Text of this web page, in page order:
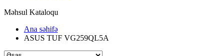
Məhsul Kataloqu
Ana səhifə
ASUS TUF VG259QL5A